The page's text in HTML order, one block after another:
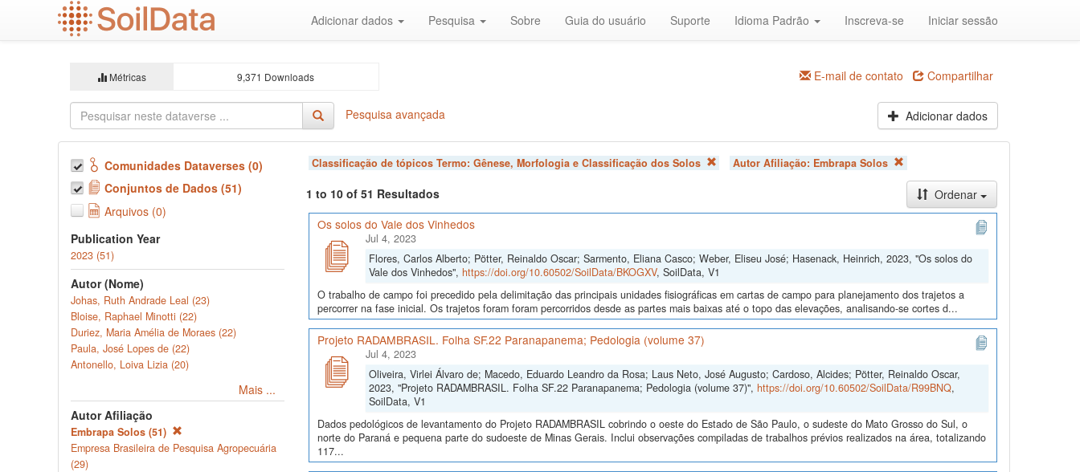
Adicionar dados Pesquisa Sobre Guia do usuário Suporte Idioma Padrão Inscreva-se Iniciar sessão
Métricas 9,371 Downloads E-mail de contato Compartilhar
Pesquisa avançada Adicionar dados
Comunidades Dataverses (0)
Conjuntos de Dados (51)
Arquivos (0)
Publication Year
2023 (51)
Autor (Nome)
Johas, Ruth Andrade Leal (23)
Bloise, Raphael Minotti (22)
Duriez, Maria Amélia de Moraes (22)
Paula, José Lopes de (22)
Antonello, Loiva Lizia (20)
Mais ...
Autor Afiliação
Embrapa Solos (51)
Empresa Brasileira de Pesquisa Agropecuária
(29)
Classificação de tópicos Termo: Gênese, Morfologia e Classificação dos Solos Autor Afiliação: Embrapa Solos
1 to 10 of 51 Resultados
Ordenar
Os solos do Vale dos Vinhedos
Jul 4, 2023
Flores, Carlos Alberto; Pötter, Reinaldo Oscar; Sarmento, Eliana Casco; Weber, Eliseu José; Hasenack, Heinrich, 2023, "Os solos do
Vale dos Vinhedos", https://doi.org/10.60502/SoilData/BKOGXV, SoilData, V1
O trabalho de campo foi precedido pela delimitação das principais unidades fisiográficas em cartas de campo para planejamento dos trajetos a
percorrer na fase inicial. Os trajetos foram foram percorridos desde as partes mais baixas até o topo das elevações, analisando-se cortes d...
Projeto RADAMBRASIL. Folha SF.22 Paranapanema; Pedologia (volume 37)
Jul 4, 2023
Oliveira, Virlei Álvaro de; Macedo, Eduardo Leandro da Rosa; Laus Neto, José Augusto; Cardoso, Alcides; Pötter, Reinaldo Oscar,
2023, "Projeto RADAMBRASIL. Folha SF.22 Paranapanema; Pedologia (volume 37)", https://doi.org/10.60502/SoilData/R99BNQ,
SoilData, V1
Dados pedológicos de levantamento do Projeto RADAMBRASIL cobrindo o oeste do Estado de São Paulo, o sudeste do Mato Grosso do Sul, o
norte do Paraná e pequena parte do sudoeste de Minas Gerais. Inclui observações compiladas de trabalhos prévios realizados na área, totalizando
117...